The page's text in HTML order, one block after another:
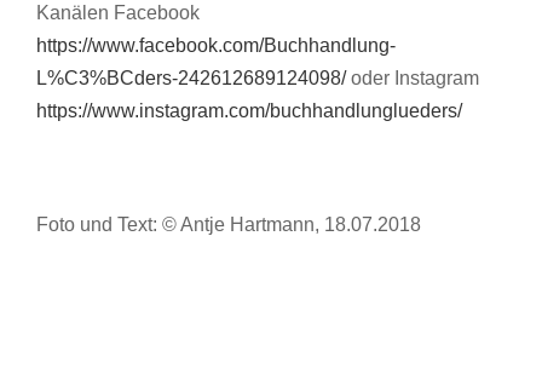
Kanälen Facebook
https://www.facebook.com/Buchhandlung-
L%C3%BCders-242612689124098/oder Instagram
https://www.instagram.com/buchhandlunglueders/
Foto und Text: © Antje Hartmann, 18.07.2018